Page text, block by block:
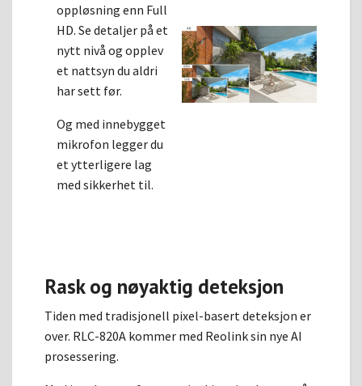
oppløsning enn Full
HD. Se detaljer på et
nytt nivå og opplev
et nattsyn du aldri
har sett før.
Og med innebygget
mikrofon legger du
et ytterligere lag
med sikkerhet til.
Rask og nøyaktig deteksjon
Tiden med tradisjonell pixel-basert deteksjon er
over. RLC-820A kommer med Reolink sin nye AI
prosessering.